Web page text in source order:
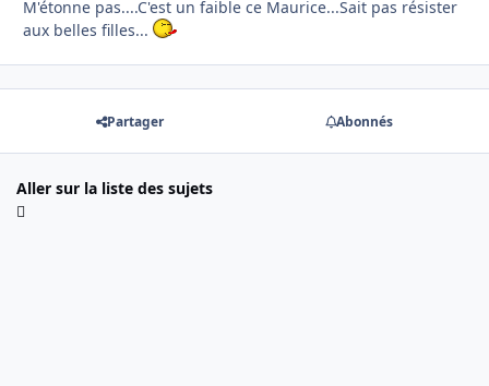
M'étonne pas....C'est un faible ce Maurice...Sait pas résister
aux belles filles...
Partager Abonnés
Aller sur la liste des sujets